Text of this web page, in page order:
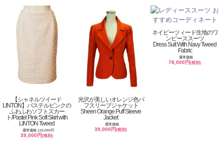
【シャネルツイード
LINTON】パステルピンクの
ふわふわソフトスカー
ト/Pastel Pink Soft Skirt with
LINTON Tweed
通常価格 120,000円
39,000円(税別)
光沢が美しいオレンジ色パ
フスリーブジャケット
Sheen Orange Puff Sleeve
Jacket
通常価格
39,000円(税別)
ネイビーツィード生地のワ
ンピーススーツ
Dress Suit With Navy Tweed
Fabric
通常価格
78,000円(税別)